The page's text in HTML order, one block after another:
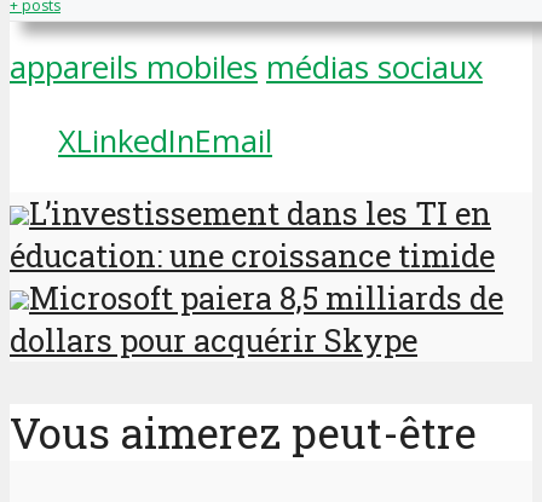
+ posts
appareils mobiles médias sociaux
XLinkedInEmail
L’investissement dans les TI en
éducation: une croissance timide
Microsoft paiera 8,5 milliards de
dollars pour acquérir Skype
Vous aimerez peut-être